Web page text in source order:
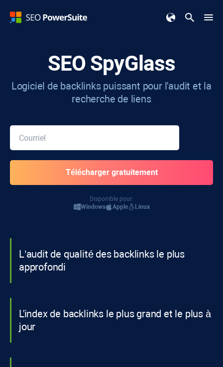
SEO SpyGlass
Logiciel de backlinks puissant pour l'audit et la
recherche de liens
Disponible pour:
Windows
Apple Linux
L’audit de qualité des backlinks le plus
approfondi
L'index de backlinks le plus grand et le plus à
jour